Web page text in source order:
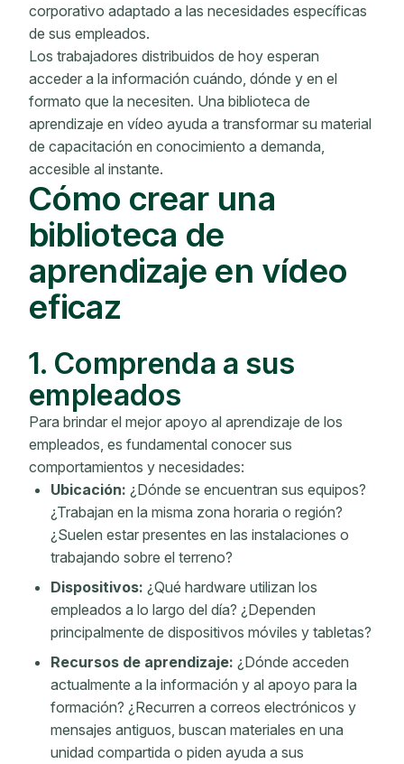
corporativo adaptado a las necesidades específicas
de sus empleados.
Los trabajadores distribuidos de hoy esperan
acceder a la información cuándo, dónde y en el
formato que la necesiten. Una biblioteca de
aprendizaje en vídeo ayuda a transformar su material
de capacitación en conocimiento a demanda,
accesible al instante.
Cómo crear una
biblioteca de
aprendizaje en vídeo
eficaz
1. Comprenda a sus
empleados
Para brindar el mejor apoyo al aprendizaje de los
empleados, es fundamental conocer sus
comportamientos y necesidades:
Ubicación: ¿Dónde se encuentran sus equipos?
¿Trabajan en la misma zona horaria o región?
¿Suelen estar presentes en las instalaciones o
trabajando sobre el terreno?
Dispositivos: ¿Qué hardware utilizan los
empleados a lo largo del día? ¿Dependen
principalmente de dispositivos móviles y tabletas?
Recursos de aprendizaje: ¿Dónde acceden
actualmente a la información y al apoyo para la
formación? ¿Recurren a correos electrónicos y
mensajes antiguos, buscan materiales en una
unidad compartida o piden ayuda a sus